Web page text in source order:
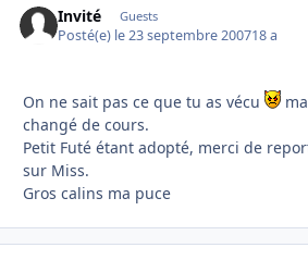
Invité Guests
Posté(e) le 23 septembre 200718 a
On ne sait pas ce que tu as vécu
changé de cours.
Petit Futé étant adopté, merci de
sur Miss.
Gros calins ma puce